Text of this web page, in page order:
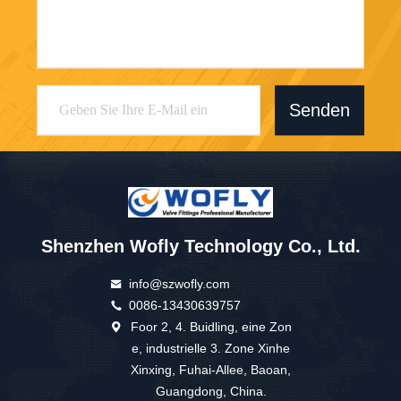
Senden
Shenzhen Wofly Technology Co., Ltd.
info@szwofly.com
0086-13430639757
Foor 2, 4. Buidling, eine Zon
e, industrielle 3. Zone Xinhe
Xinxing, Fuhai-Allee, Baoan,
Guangdong, China.